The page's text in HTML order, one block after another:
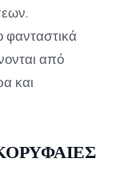
φανταστικά
από
και